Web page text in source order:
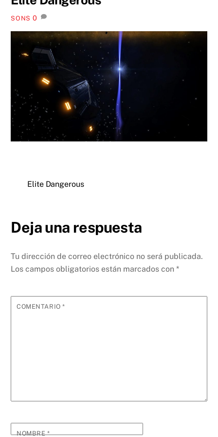
SONS 0
Elite Dangerous
Deja una respuesta
Tu dirección de correo electrónico no será publicada.
Los campos obligatorios están marcados con*
COMENTARIO*
NOMBRE*